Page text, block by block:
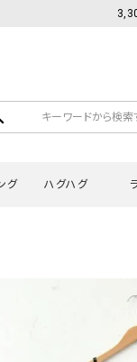
グ ハグハグ
シャツ・ブラウス